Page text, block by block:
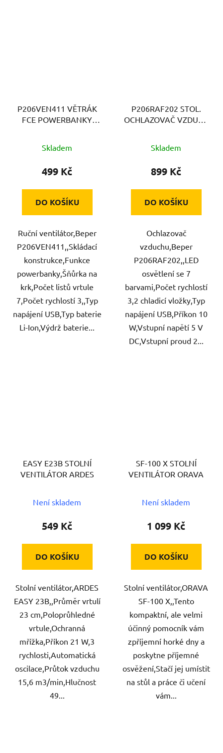
P206VEN411 VĚTRÁK
FCE POWERBANKY
Skladem
499 Kč
DO KOŠÍKU
Ruční ventilátor,Beper
P206VEN411,,Skládací
konstrukce,Funkce
powerbanky,Šňůrka na
krk,Počet listů vrtule
7,Počet rychlostí 3,,Typ
napájení USB,Typ baterie
Li-Ion,Výdrž baterie...
P206RAF202 STOL.
OCHLAZOVAČ VZDUCH
Skladem
899 Kč
DO KOŠÍKU
Ochlazovač
vzduchu,Beper
P206RAF202,,LED
osvětlení se 7
barvami,Počet rychlostí
3,2 chladicí vložky,Typ
napájení USB,Příkon 10
W,Vstupní napětí 5 V
DC,Vstupní proud 2...
EASY E23B STOLNÍ
VENTILÁTOR ARDES
Není skladem
549 Kč
DO KOŠÍKU
Stolní ventilátor,ARDES
EASY 23B,,Průměr vrtulí
23 cm,Poloprůhledné
vrtule,Ochranná
mřížka,Příkon 21 W,3
rychlosti,Automatická
oscilace,Průtok vzduchu
15,6 m3/min,Hlučnost
49...
SF-100 X STOLNÍ
VENTILÁTOR ORAVA
Není skladem
1 099 Kč
DO KOŠÍKU
Stolní ventilátor,ORAVA
SF-100 X,,Tento
kompaktní, ale velmi
účinný pomocník vám
zpříjemní horké dny a
poskytne příjemné
osvěžení,Stačí jej umístit
na stůl a práce či učení
vám...